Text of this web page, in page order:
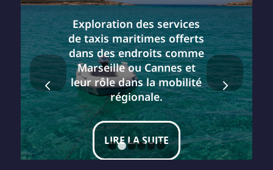
Exploration des services
de taxis maritimes offerts
dans des endroits comme
Marseille ou Cannes et
leur rôle dans la mobilité
régionale.
LIRE LA SUITE
Suivant
1 2 4 5 6